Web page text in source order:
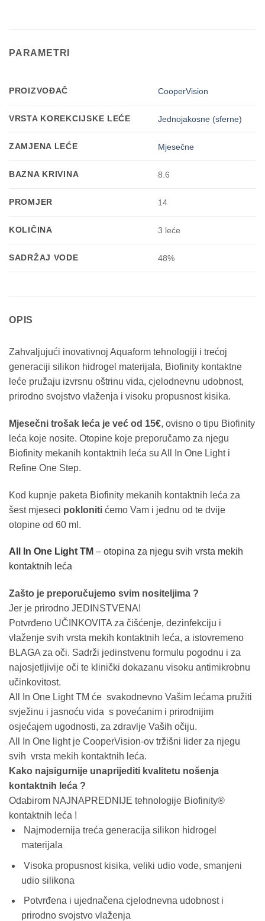
PARAMETRI
PROIZVOĐAČ CooperVision
VRSTA KOREKCIJSKE LEĆE Jednojakosne (sferne)
ZAMJENA LEĆE Mjesečne
BAZNA KRIVINA 8.6
PROMJER 14
KOLIČINA 3 leće
SADRŽAJ VODE 48%
OPIS
Zahvaljujući inovativnoj Aquaform tehnologiji i trećoj
generaciji silikon hidrogel materijala, Biofinity kontaktne
leće pružaju izvrsnu oštrinu vida, cjelodnevnu udobnost,
prirodno svojstvo vlaženja i visoku propusnost kisika.
Mjesečni trošak leća je već od 15€, ovisno o tipu Biofinity
leća koje nosite. Otopine koje preporučamo za njegu
Biofinity mekanih kontaktnih leća su All In One Light i
Refine One Step.
Kod kupnje paketa Biofinity mekanih kontaktnih leća za
šest mjeseci pokloniti ćemo Vam i jednu od te dvije
otopine od 60 ml.
All In One Light TM – otopina za njegu svih vrsta mekih
kontaktnih leća
Zašto je preporučujemo svim nositeljima ?
Jer je prirodno JEDINSTVENA!
Potvrđeno UČINKOVITA za čišćenje, dezinfekciju i
vlaženje svih vrsta mekih kontaktnih leća, a istovremeno
BLAGA za oči. Sadrži jedinstvenu formulu pogodnu i za
najosjetljivije oči te klinički dokazanu visoku antimikrobnu
učinkovitost.
All In One Light TM će svakodnevno Vašim lećama pružiti
svježinu i jasnoću vida s povećanim i prirodnijim
osjećajem ugodnosti, za zdravlje Vaših očiju.
All In One light je CooperVision-ov tržišni lider za njegu
svih vrsta mekih kontaktnih leća.
Kako najsigurnije unaprijediti kvalitetu nošenja
kontaktnih leća ?
Odabirom NAJNAPREDNIJE tehnologije Biofinity®
kontaktnih leća !
Najmodernija treća generacija silikon hidrogel
materijala
Visoka propusnost kisika, veliki udio vode, smanjeni
udio silikona
Potvrđena i ujednačena cjelodnevna udobnost i
prirodno svojstvo vlaženja